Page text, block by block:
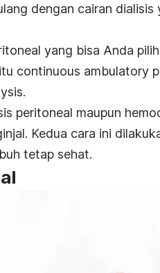
dengan cairan dialisis
yang bisa Anda
continuous ambulatory
.
peritoneal maupun
Kedua cara ini
tetap sehat.